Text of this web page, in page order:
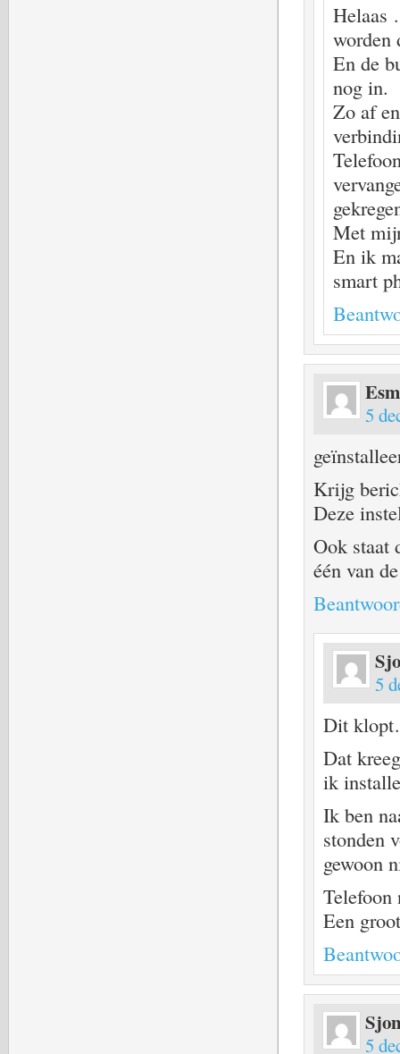
Helaas
worden
En de
nog in.
Zo af
Met
En ik
smart
5
Krijg
Deze
Ook staat
één van
5
Dit
Dat
ik
Ik ben
stonden
gewoon
Een
5